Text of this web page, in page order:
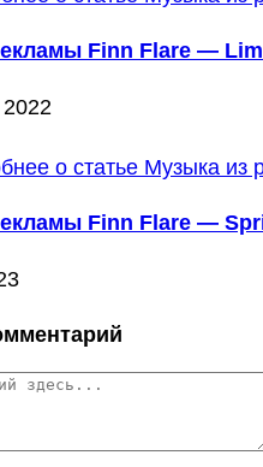
Finn Flare —
Finn Flare —